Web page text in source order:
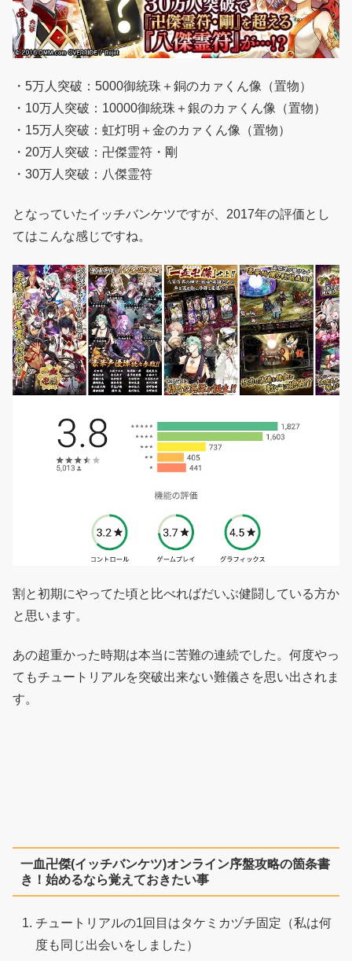
・5万人突破：5000御統珠＋銅のカァくん像（置物）
・10万人突破：10000御統珠＋銀のカァくん像（置物）
・15万人突破：虹灯明＋金のカァくん像（置物）
・20万人突破：卍傑霊符・剛
・30万人突破：八傑霊符
となっていたイッチバンケツですが、2017年の評価とし
てはこんな感じですね。
割と初期にやってた頃と比べればだいぶ健闘している方か
と思います。
あの超重かった時期は本当に苦難の連続でした。何度やっ
てもチュートリアルを突破出来ない難儀さを思い出されま
す。
一血卍傑(イッチバンケツ)オンライン序盤攻略の箇条書
き！始めるなら覚えておきたい事
チュートリアルの1回目はタケミカヅチ固定（私は何
度も同じ出会いをしました）